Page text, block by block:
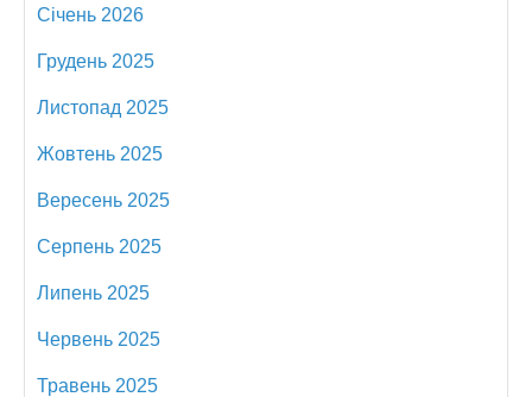
Січень 2026
Грудень 2025
Листопад 2025
Жовтень 2025
Вересень 2025
Серпень 2025
Липень 2025
Червень 2025
Травень 2025